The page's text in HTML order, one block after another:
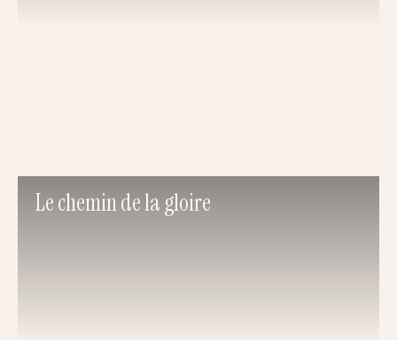
Le chemin de la gloire